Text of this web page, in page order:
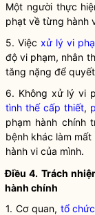
Một người thực
phạt về từng hành
5. Việc xử lý vi
độ vi phạm, nhân
tăng nặng để
6. Không xử lý vi
tình thế cấp thiết,
phạm hành chính
bệnh khác làm
hành vi của mình.
Điều 4. Trách
hành chính
1. Cơ quan, tổ chức